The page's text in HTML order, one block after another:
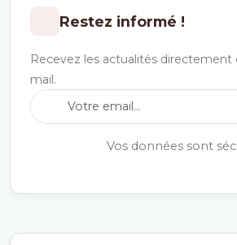
Restez informé !
Recevez les actualités directement
mail.
Vos données sont